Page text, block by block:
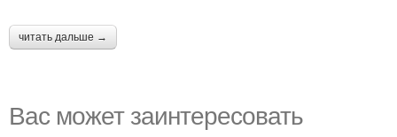
читать дальше →
Вас может заинтересовать